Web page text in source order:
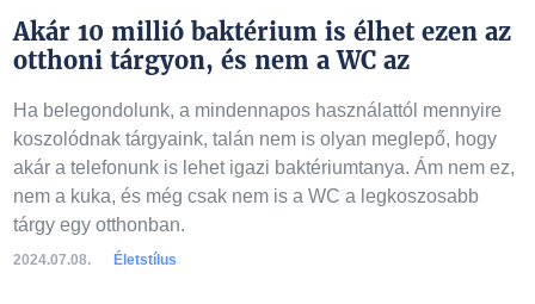
Akár 10 millió baktérium is élhet ezen az
otthoni tárgyon, és nem a WC az
Ha belegondolunk, a mindennapos használattól mennyire
koszolódnak tárgyaink, talán nem is olyan meglepő, hogy
akár a telefonunk is lehet igazi baktériumtanya. Ám nem ez,
nem a kuka, és még csak nem is a WC a legkoszosabb
tárgy egy otthonban.
2024.07.08. Életstílus